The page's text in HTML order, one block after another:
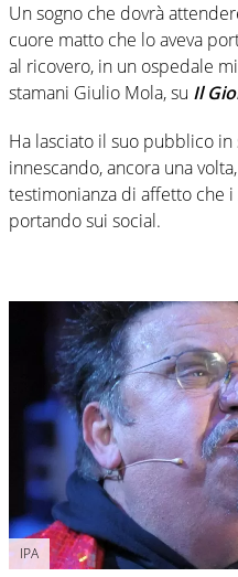
Un sogno che dovrà
cuore matto che lo aveva
al ricovero, in un ospedale
stamani Giulio Mola, su Il
Ha lasciato il suo pubblico in
innescando, ancora una
testimonianza di affetto che
portando sui social.
IPA